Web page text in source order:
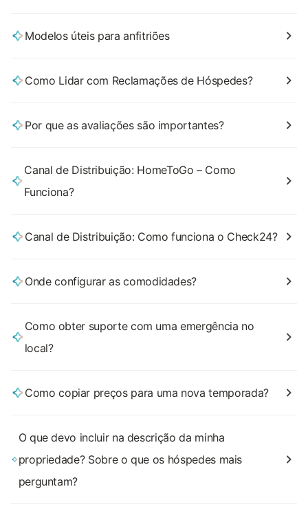
Modelos úteis para anfitriões
Como Lidar com Reclamações de Hóspedes?
Por que as avaliações são importantes?
Canal de Distribuição: HomeToGo – Como
Funciona?
Canal de Distribuição: Como funciona o Check24?
Onde configurar as comodidades?
Como obter suporte com uma emergência no
local?
Como copiar preços para uma nova temporada?
O que devo incluir na descrição da minha
propriedade? Sobre o que os hóspedes mais
perguntam?